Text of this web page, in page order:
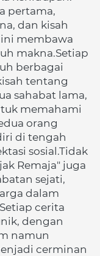
pertama,
dan kisah
membawa
makna.Setiap
berbagai
tentang
sahabat lama,
memahami
orang
di tengah
sosial.Tidak
Remaja" juga
sejati,
dalam
cerita
dengan
namun
cerminan